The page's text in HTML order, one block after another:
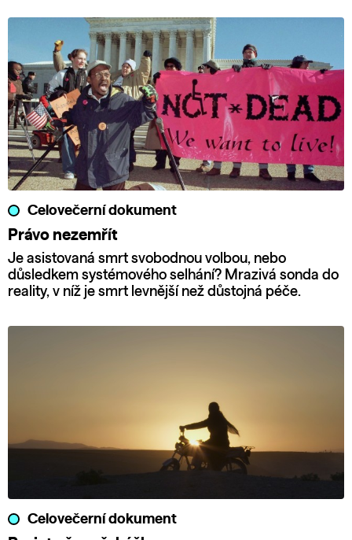
Celovečerní dokument
Právo nezemřít
Je asistovaná smrt svobodnou volbou, nebo
důsledkem systémového selhání? Mrazivá sonda do
reality, v níž je smrt levnější než důstojná péče.
Celovečerní dokument